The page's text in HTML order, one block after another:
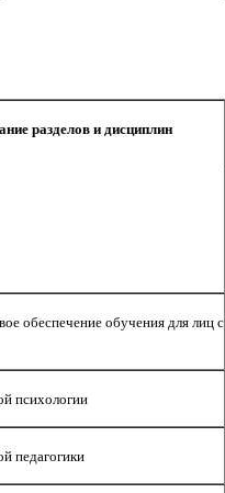
разделов и дисциплин
обеспечение обучения для лиц с
психологии
педагогики